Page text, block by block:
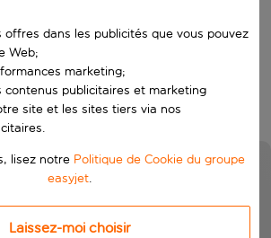
Rechercher
offres dans les publicités que vous pouvez
Web;
marketing;
contenus publicitaires et marketing
site et les sites tiers via nos
lisez notre Politique de Cookie du groupe
easyjet.
Laissez-moi choisir